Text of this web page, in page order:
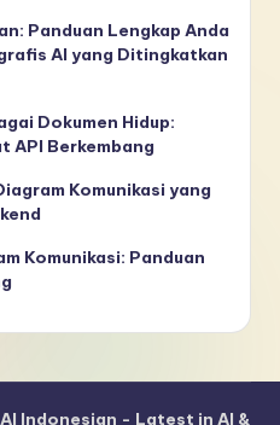
Panduan Lengkap Anda
AI yang Ditingkatkan
Dokumen Hidup:
API Berkembang
Komunikasi yang
Komunikasi: Panduan
Indonesian - Latest in AI &